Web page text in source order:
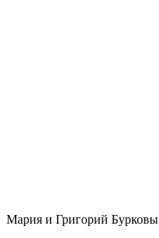
Мария и Григорий Бурковы